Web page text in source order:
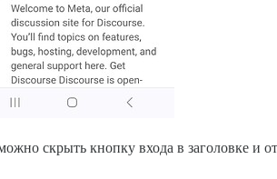
скрыть кнопку входа в заголовке и